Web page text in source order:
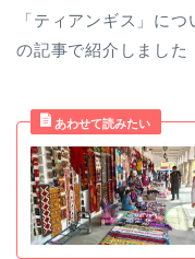
「ティアンギス」に
の記事で紹介しました